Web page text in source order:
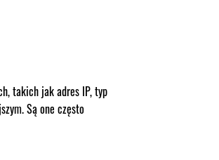
takich jak adres IP, typ
Są one często